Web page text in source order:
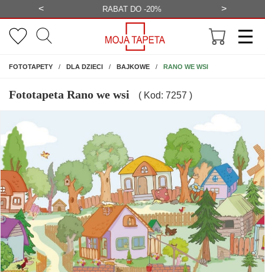
< BEZPŁATNA WIZUALIZACJA >
FOTOTAPETYNA ŚCIANĘ
DLA DZIECI BAJKOWE RANO WE WSI
Fototapeta Rano we wsi ( Kod: 7257 )